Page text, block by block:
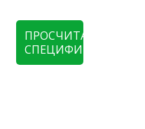
ПРОСЧИТАТЬ
СПЕЦИФИКАЦИЮ